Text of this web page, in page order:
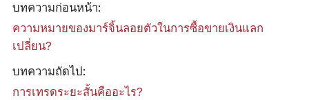
บทความก่อนหน้า:
ความหมายของมาร์จิ้นลอยตัวในการซื้อขายเงินแลก
เปลี่ยน?
บทความถัดไป:
การเทรดระยะสั้นคืออะไร?